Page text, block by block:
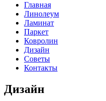
Главная
Линолеум
Ламинат
Паркет
Ковролин
Дизайн
Советы
Контакты
Дизайн